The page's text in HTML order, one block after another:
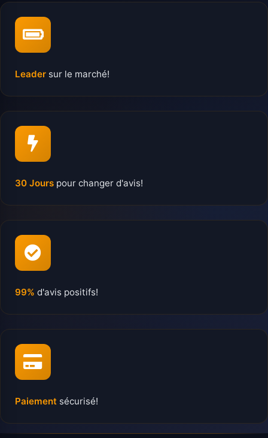
Leader sur le marché!
30 Jours pour changer d'avis!
99% d'avis positifs!
Paiement sécurisé!